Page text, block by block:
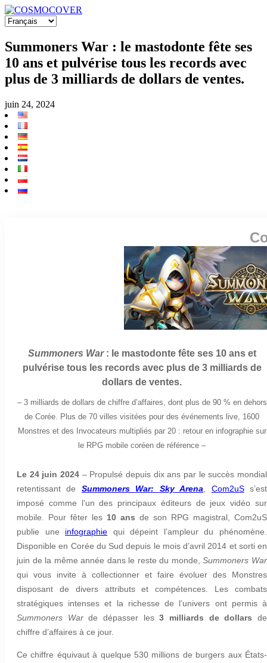
Summoners War : le mastodonte fête ses
10 ans et pulvérise tous les records avec
plus de 3 milliards de dollars de ventes.
juin 24, 2024
Summoners War: le mastodonte fête ses 10 ans et
pulvérise tous les records avec plus de 3 milliards de
dollars de ventes.
– 3 milliards de dollars de chiffre d’affaires, dont plus de 90 % en dehors
de Corée. Plus de 70 villes visitées pour des événements live, 1600
Monstres et des Invocateurs multipliés par 20 : retour en infographie sur
le RPG mobile coréen de référence –
Le 24 juin 2024 – Propulsé depuis dix ans par le succès mondial
retentissant de Summoners War: Sky Arena Com2uSs’est
imposé comme l’un des principaux éditeurs de jeux vidéo sur
mobile. Pour fêter les 10 ans de son RPG magistral, Com2uS
publie une infographie qui dépeint l’ampleur du phénomène.
Disponible en Corée du Sud depuis le mois d’avril 2014 et sorti en
juin de la même année dans le reste du monde,Summoners War
qui vous invite à collectionner et faire évoluer des Monstres
disposant de divers attributs et compétences. Les combats
stratégiques intenses et la richesse de l’univers ont permis à
Summoners Warde dépasser les3 milliards de dollars de
chiffre d’affaires à ce jour.
Ce chiffre équivaut à quelque 530 millions de burgers aux États-